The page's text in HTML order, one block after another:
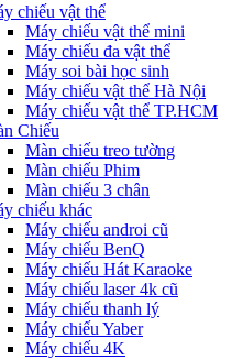
chiếu vật thể
Máy chiếu vật thể mini
Máy chiếu đa vật thể
Máy soi bài học sinh
Máy chiếu vật thể Hà Nội
Máy chiếu vật thể TP.HCM
Chiếu
Màn chiếu treo tường
Màn chiếu Phim
Màn chiếu 3 chân
chiếu khác
Máy chiếu androi cũ
Máy chiếu BenQ
Máy chiếu Hát Karaoke
Máy chiếu laser 4k cũ
Máy chiếu thanh lý
Máy chiếu Yaber
Máy chiếu 4K